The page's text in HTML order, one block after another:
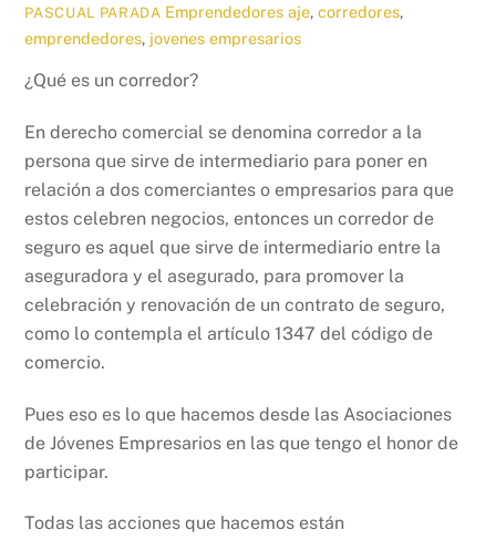
PASCUAL PARADA Emprendedores aje,corredores,
emprendedores, jovenes empresarios
¿Qué es un corredor?
En derecho comercial se denomina corredor a la
persona que sirve de intermediario para poner en
relación a dos comerciantes o empresarios para que
estos celebren negocios, entonces un corredor de
seguro es aquel que sirve de intermediario entre la
aseguradora y el asegurado, para promover la
celebración y renovación de un contrato de seguro,
como lo contempla el artículo 1347 del código de
comercio.
Pues eso es lo que hacemos desde las Asociaciones
de Jóvenes Empresarios en las que tengo el honor de
participar.
Todas las acciones que hacemos están